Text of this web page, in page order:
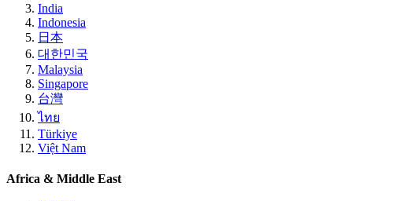
India
Indonesia
日本
대한민국
Malaysia
Singapore
台灣
ไทย
Türkiye
Việt Nam
Africa & Middle East